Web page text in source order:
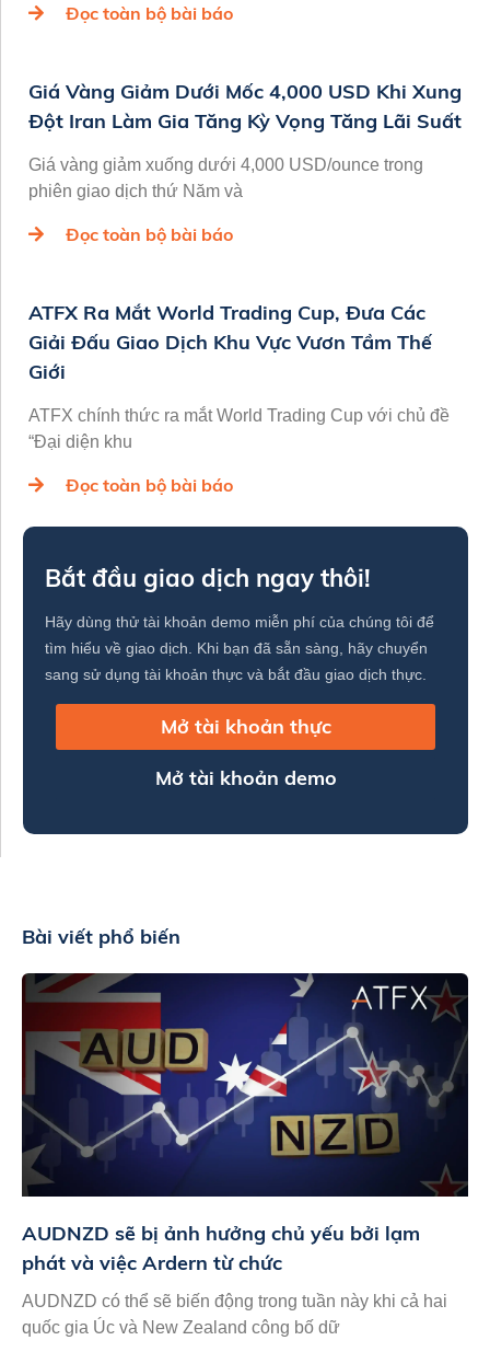
Đọc toàn bộ bài báo
Giá Vàng Giảm Dưới Mốc 4,000 USD Khi Xung
Đột Iran Làm Gia Tăng Kỳ Vọng Tăng Lãi Suất
Giá vàng giảm xuống dưới 4,000 USD/ounce trong
phiên giao dịch thứ Năm và
Đọc toàn bộ bài báo
ATFX Ra Mắt World Trading Cup, Đưa Các
Giải Đấu Giao Dịch Khu Vực Vươn Tầm Thế
Giới
ATFX chính thức ra mắt World Trading Cup với chủ đề
“Đại diện khu
Đọc toàn bộ bài báo
Bắt đầu giao dịch ngay thôi!
Hãy dùng thử tài khoản demo miễn phí của chúng tôi để
tìm hiểu về giao dịch. Khi bạn đã sẵn sàng, hãy chuyển
sang sử dụng tài khoản thực và bắt đầu giao dịch thực.
Mở tài khoản thực
Mở tài khoản demo
Bài viết phổ biến
AUDNZD sẽ bị ảnh hưởng chủ yếu bởi lạm
phát và việc Ardern từ chức
AUDNZD có thể sẽ biến động trong tuần này khi cả hai
quốc gia Úc và New Zealand công bố dữ